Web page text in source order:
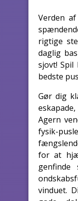
Verden
rigtige
daglig
sjovt! Spil
bedste
Gør dig
Agern
fysik-
for at
vinduet.